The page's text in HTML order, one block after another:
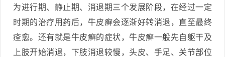
为进行期、静止期、消退期三个发展阶段，在经过一定
时期的治疗用药后，牛皮癣会逐渐好转消退，直至最终
痊愈。还有就是牛皮癣的症状，牛皮癣一般先自躯干及
上肢开始消退，下肢消退较慢，头皮、手足、关节部位